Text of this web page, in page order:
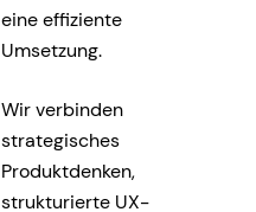
eine effiziente
Umsetzung.
Wir verbinden
strategisches
Produktdenken,
strukturierte UX-